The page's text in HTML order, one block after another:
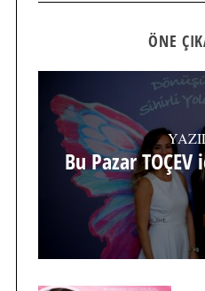
ÖNE
Bu Pazar